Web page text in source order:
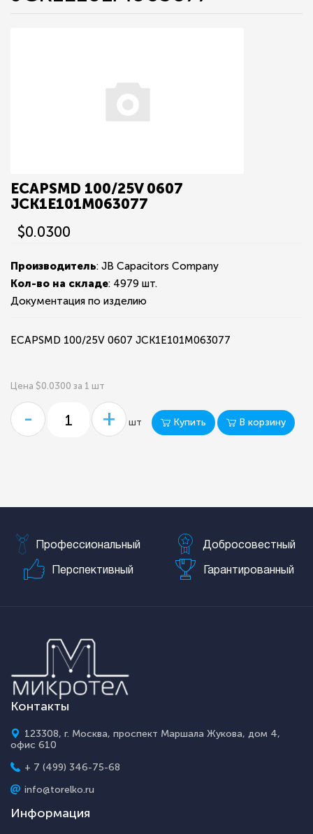
ECAPSMD 100/25V 0607
JCK1E101M063077
$0.0300
Производитель: JB Capacitors Company
Кол-во на складе: 4979 шт.
Документация по изделию
ECAPSMD 100/25V 0607 JCK1E101M063077
Цена $0.0300 за 1 шт
- + шт Купить В корзину
Профессиональный Добросовестный
Перспективный Гарантированный
Контакты
123308, г. Москва, проспект Маршала Жукова, дом 4,
офис 610
+ 7 (499) 346-75-68
info@torelko.ru
Информация